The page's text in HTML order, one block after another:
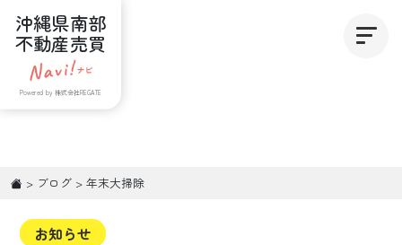
沖縄県南部
不動産売買
Powered by 株式会社REGATE
> ブログ > 年末大掃除
お知らせ